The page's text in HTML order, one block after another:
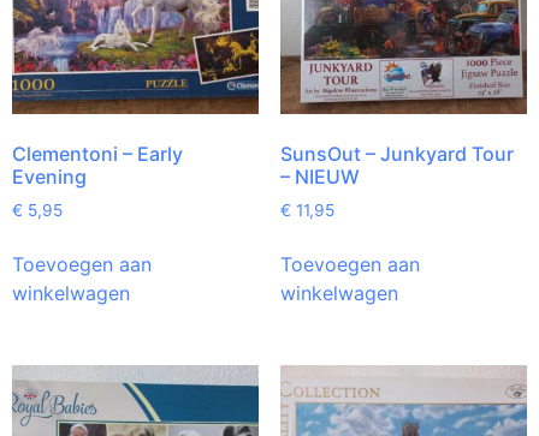
Clementoni – Early
Evening
€ 5,95
Toevoegen aan
winkelwagen
SunsOut – Junkyard Tour
– NIEUW
€ 11,95
Toevoegen aan
winkelwagen